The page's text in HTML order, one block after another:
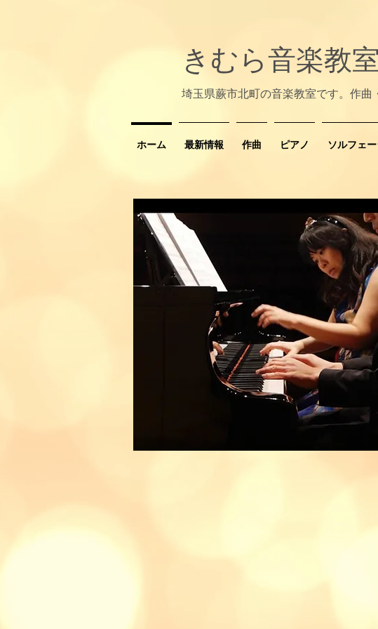
きむら音楽教室
埼玉県蕨市北町の音楽教室です。作曲
ホーム 最新情報 作曲 ピアノ ソルフェ